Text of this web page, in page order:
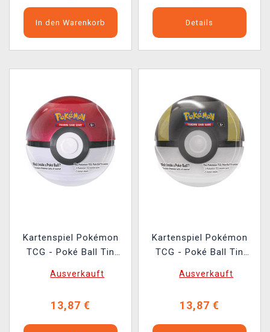
In den Warenkorb Details
Kartenspiel Pokémon
TCG - Poké Ball Tin
VERSION)
Ausverkauft
13,87 €
Kartenspiel Pokémon
TCG - Poké Ball Tin
VERSION)
Ausverkauft
13,87 €